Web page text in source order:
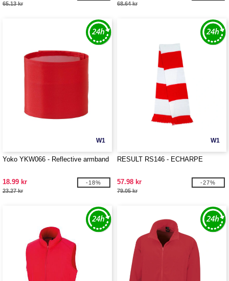
65.13 kr 68.64 kr
W1
Yoko YKW066 - Reflective armband
18.99 kr
23.27 kr
-18%
W1
RESULT RS146 - ECHARPE
57.98 kr
79.05 kr
-27%